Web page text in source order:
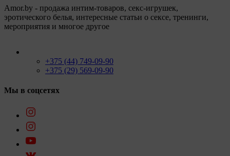
Amor.by - продажа интим-товаров, секс-игрушек,
эротического белья, интересные статьи о сексе, тренинги,
мероприятия и многое другое
+375 (44) 749-09-90
+375 (29) 569-09-90
Мы в соцсетях